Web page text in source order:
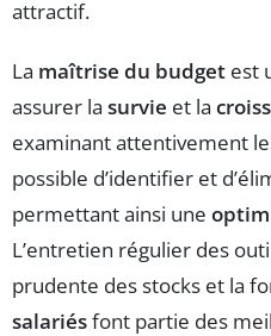
attractif.
La maîtrise du budget est
assurer la survie et la
examinant attentivement
possible d’identifier et
permettant ainsi une
L’entretien régulier des
prudente des stocks et la
salariésfont partie des